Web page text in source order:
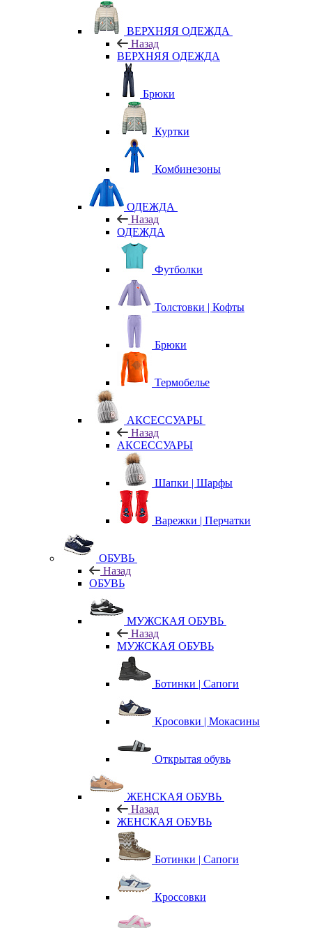
ВЕРХНЯЯ ОДЕЖДА
Назад
ВЕРХНЯЯ ОДЕЖДА
Брюки
Куртки
Комбинезоны
ОДЕЖДА
Назад
ОДЕЖДА
Футболки
Толстовки | Кофты
Брюки
Термобелье
АКСЕССУАРЫ
Назад
АКСЕССУАРЫ
Шапки | Шарфы
Варежки | Перчатки
ОБУВЬ
Назад
ОБУВЬ
МУЖСКАЯ ОБУВЬ
Назад
МУЖСКАЯ ОБУВЬ
Ботинки | Сапоги
Кросовки | Мокасины
Открытая обувь
ЖЕНСКАЯ ОБУВЬ
Назад
ЖЕНСКАЯ ОБУВЬ
Ботинки | Сапоги
Кроссовки